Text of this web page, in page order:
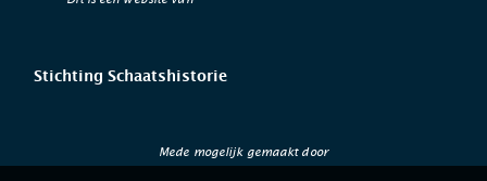
Stichting Schaatshistorie
Mede mogelijk gemaakt door